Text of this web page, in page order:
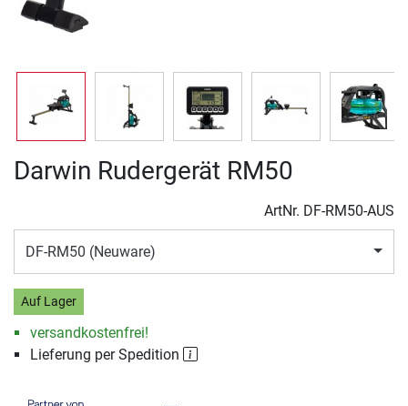
Darwin Rudergerät RM50
ArtNr. DF-RM50-AUS
DF-RM50 (Neuware)
Auf Lager
versandkostenfrei!
Lieferung per Spedition